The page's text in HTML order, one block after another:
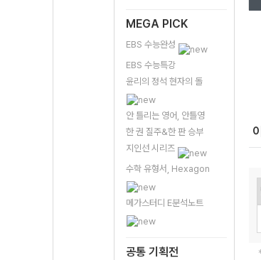
MEGA PICK
EBS 수능완성
EBS 수능특강
윤리의 정석 현자의 돌
안 틀리는 영어, 안틀영
한 권 질주&한 판 승부
지인선 시리즈
수학 유형서, Hexagon
메가스터디 E분석노트
공통 기획전